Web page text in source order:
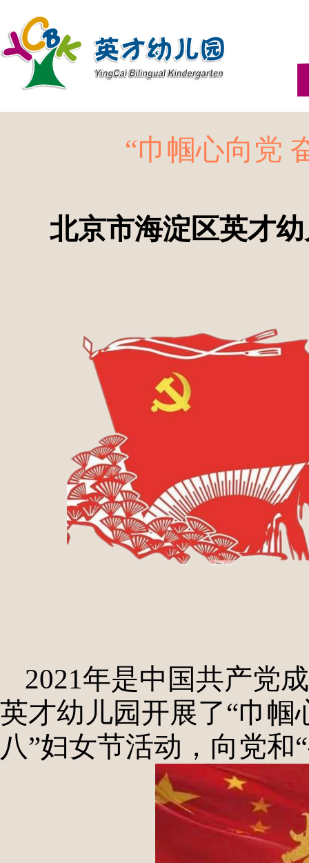
“巾帼心向党
北京市海淀区英才
2021年是中国共产党
英才幼儿园开展了“巾帼
八”妇女节活动，向党